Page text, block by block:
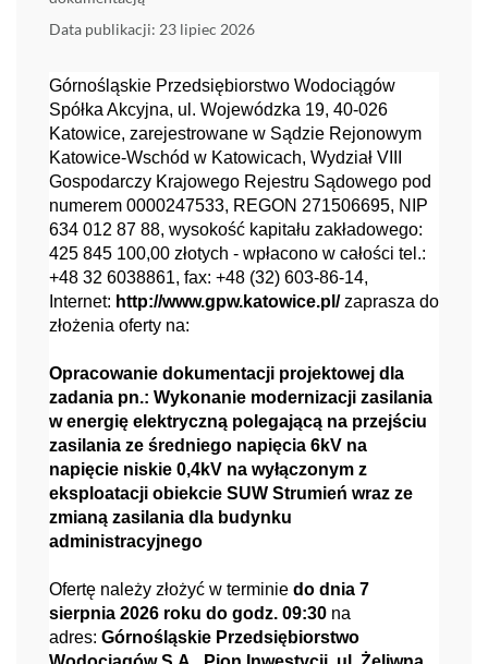
Data publikacji: 23 lipiec 2026
Górnośląskie Przedsiębiorstwo Wodociągów
Spółka Akcyjna, ul. Wojewódzka 19, 40-026
Katowice, zarejestrowane w Sądzie Rejonowym
Katowice-Wschód w Katowicach, Wydział VIII
Gospodarczy Krajowego Rejestru Sądowego pod
numerem 0000247533, REGON 271506695, NIP
634 012 87 88, wysokość kapitału zakładowego:
425 845 100,00 złotych - wpłacono w całości tel.:
+48 32 6038861, fax: +48 (32) 603-86-14,
Internet: http://www.gpw.katowice.pl/zaprasza do
złożenia oferty na:
Opracowanie dokumentacji projektowej dla
zadania pn.: Wykonanie modernizacji zasilania
w energię elektryczną polegającą na przejściu
zasilania ze średniego napięcia 6kV na
napięcie niskie 0,4kV na wyłączonym z
eksploatacji obiekcie SUW Strumień wraz ze
zmianą zasilania dla budynku
administracyjnego
Ofertę należy złożyć w terminie do dnia 7
sierpnia 2026 roku do godz. 09:30 na
adres: Górnośląskie Przedsiębiorstwo